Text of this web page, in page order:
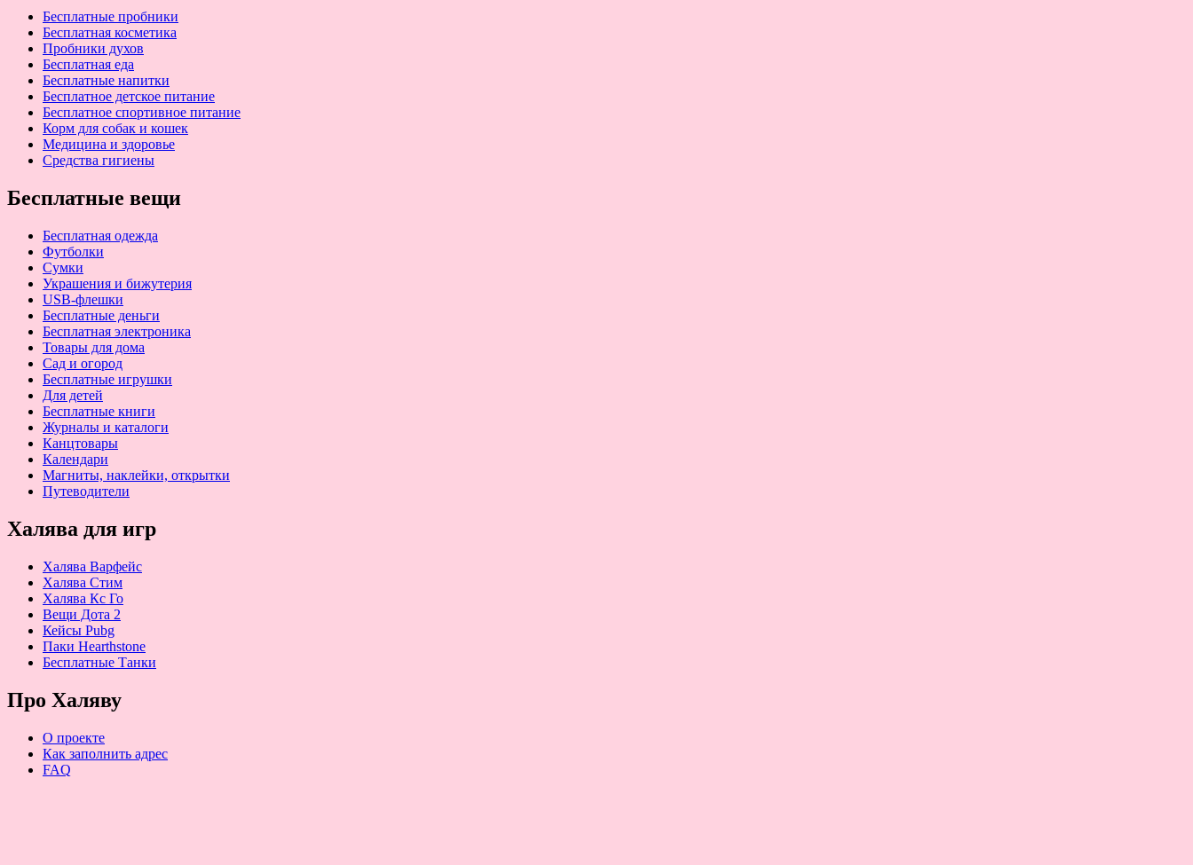
Бесплатные пробники
Бесплатная косметика
Пробники духов
Бесплатная еда
Бесплатные напитки
Бесплатное детское питание
Бесплатное спортивное питание
Корм для собак и кошек
Медицина и здоровье
Средства гигиены
Бесплатные вещи
Бесплатная одежда
Футболки
Сумки
Украшения и бижутерия
USB-флешки
Бесплатные деньги
Бесплатная электроника
Товары для дома
Сад и огород
Бесплатные игрушки
Для детей
Бесплатные книги
Журналы и каталоги
Канцтовары
Календари
Магниты, наклейки, открытки
Путеводители
Халява для игр
Халява Варфейс
Халява Стим
Халява Кс Го
Вещи Дота 2
Кейсы Pubg
Паки Hearthstone
Бесплатные Танки
Про Халяву
О проекте
Как заполнить адрес
FAQ